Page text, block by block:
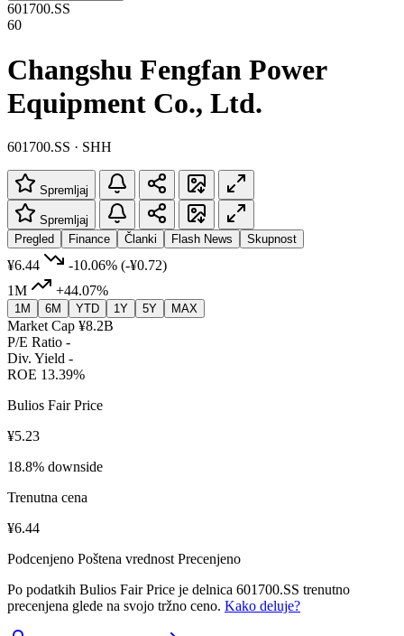
601700.SS
60
Changshu Fengfan Power
Equipment Co., Ltd.
601700.SS · SHH
Spremljaj
Spremljaj
Pregled
Finance Članki Flash News Skupnost
¥6.44 -10.06% (-¥0.72)
1M
+44.07%
1M 6M YTD 1Y 5Y MAX
Market Cap ¥8.2B
P/E Ratio -
Div. Yield -
ROE 13.39%
Bulios Fair Price
¥5.23
18.8% downside
Trenutna cena
¥6.44
Podcenjeno Poštena vrednost Precenjeno
Po podatkih Bulios Fair Price je delnica 601700.SS trenutno
precenjena glede na svojo tržno ceno. Kako deluje?